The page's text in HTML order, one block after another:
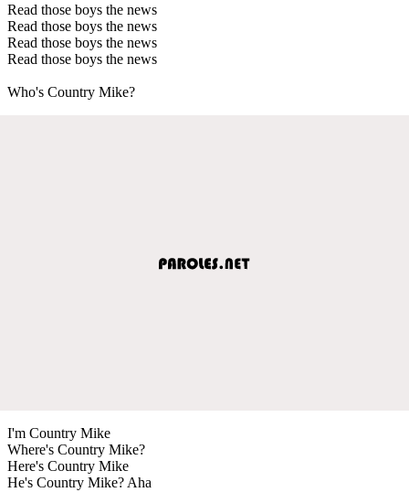
Read those boys the news
Read those boys the news
Read those boys the news
Read those boys the news
Who's Country Mike?
I'm Country Mike
Where's Country Mike?
Here's Country Mike
He's Country Mike? Aha